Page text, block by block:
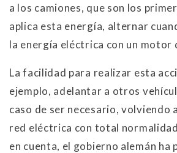
a los camiones, que son los
aplica esta energía, alternar
la energía eléctrica con un motor
La facilidad para realizar esta
ejemplo, adelantar a otros
caso de ser necesario, volviendo
red eléctrica con total
en cuenta, el gobierno alemán ha